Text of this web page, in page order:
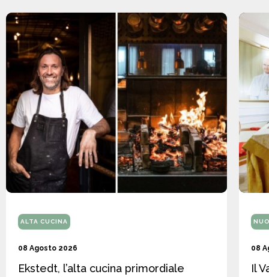
ALTA CUCINA
08 Agosto 2026
Ekstedt, l’alta cucina primordiale
08
Il